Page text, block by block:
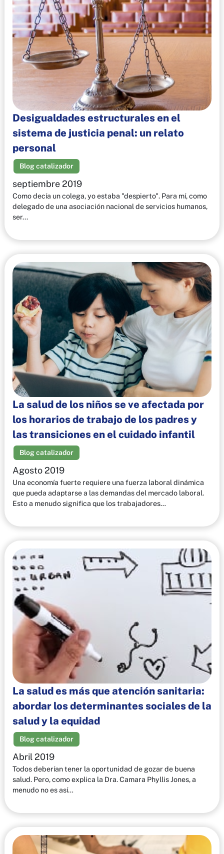
Desigualdades estructurales en el
sistema de justicia penal: un relato
personal
Blog catalizador
septiembre 2019
Como decía un colega, yo estaba "despierto". Para mí, como
delegado de una asociación nacional de servicios humanos,
ser...
La salud de los niños se ve afectada por
los horarios de trabajo de los padres y
las transiciones en el cuidado infantil
Blog catalizador
Agosto 2019
Una economía fuerte requiere una fuerza laboral dinámica
que pueda adaptarse a las demandas del mercado laboral.
Esto a menudo significa que los trabajadores…
La salud es más que atención sanitaria:
abordar los determinantes sociales de la
salud y la equidad
Blog catalizador
Abril 2019
Todos deberían tener la oportunidad de gozar de buena
salud. Pero, como explica la Dra. Camara Phyllis Jones, a
menudo no es así…